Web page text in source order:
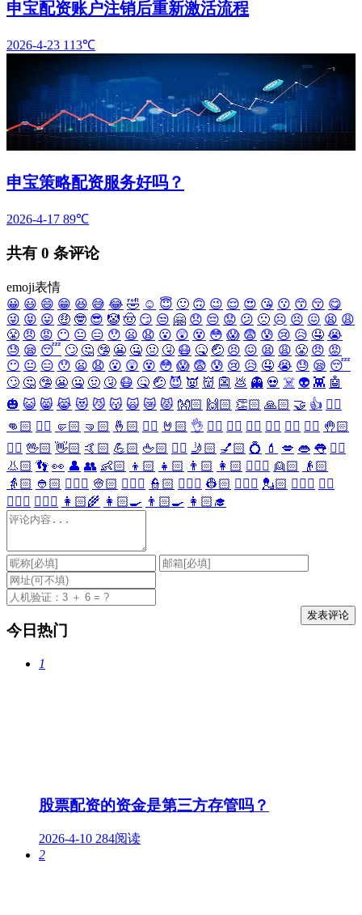
申宝配资账户注销后重新激活流程
2026-4-23 113℃
申宝策略配资服务好吗？
2026-4-17 89℃
共有 0 条评论
emoji表情
😀 😃 😄 😁 😆 😅 😂 🤣 ☺️ 😇 🙂 🙃 😉 😌 😍 😘 😗 😙 😚 😋
😜 😝 😛 🤑 🤓 😎 🤡 🤠 😏 😒 🤗 😞 😔 😟 😕 🙁 ☹️ 😣 😖 😫 😩
😤 😠 😡 😶 😐 😑 😯 😦 😧 😮 😲 😵 😳 😱 😨 😰 😢 😥 🤤 😭
😓 😪 😴 🙄 🤔 🤥 😬 🤐 🤢 🤧 😷 🤒 🤕 😣 😖 😫 😩 😤 😠 😡
😶 😐 😑 😯 😦 😧 😮 😲 😵 😳 😱 😨 😰 😢 😥 🤤 😭 😓 😪 😴
🙄 🤔 🤥 😬 🤐 🤢 🤧 😷 🤒 🤕 😈 👿 👹 👺 💩 👻 💀 ☠️ 👽 👾 🤖
🎃 😺 😸 😹 😻 😼 😽 🙀 😿 😾 👐🏻 🙌🏻 👏🏻 🙏🏻 🤝 👍 👎🏻
👊🏻 ✊🏻 🤛🏻 🤜🏻 🤞🏻 ✌🏻 🤘🏻 👌 👈🏻 👉🏻 👆🏻 👇🏻 ☝🏻 ✋🏻 🤚🏻
🖐🏻 🖖🏻 👋🏻 🤙🏻 💪🏻 🖕🏻 ✍🏻 🤳🏻 💅🏻 💍 💄 💋 👄 👅 👂🏻
👃🏻 👣 👀 👤 👥 👶🏻 👦🏻 👧🏻 👨🏻 👩🏻 👱🏻‍♀️ 👱🏻
👴🏻
👵🏻 👲🏻 👳🏻‍♀️ 👳🏻 👮🏻‍♀️ 👮🏻 👷🏻‍♀️ 👷🏻 💂🏻‍♀️ 💂🏻 🕵🏻‍♀️ 🕵🏻
👩🏻‍⚕️ 👨🏻‍⚕️ 👩🏻‍🌾 👩🏻‍🍳 👨🏻‍🍳 👩🏻‍🎓
今日热门
1
股票配资的资金是第三方存管吗？
2026-4-10 284阅读
2